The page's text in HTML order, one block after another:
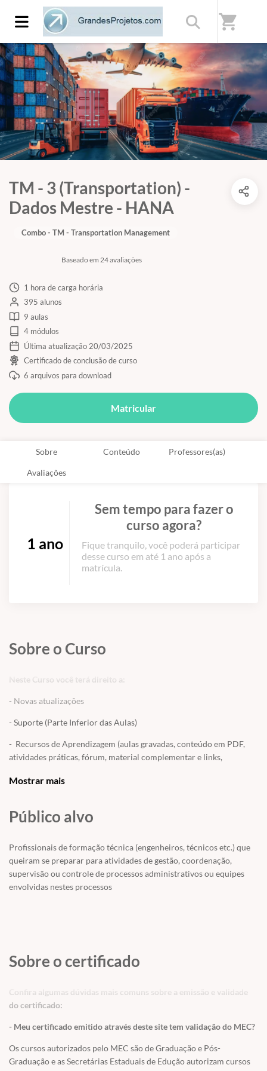
shopping_cart
TM - 3 (Transportation) -
Dados Mestre - HANA
Baseado em 24 avaliações
Combo - TM - Transportation Management
1 hora de carga horária
395 alunos
9 aulas
4 módulos
Última atualização 20/03/2025
Certificado de conclusão de curso
6 arquivos para download
Matricular
Sobre Conteúdo Professores(as)
Avaliações
1 ano
Sem tempo para fazer o
curso agora?
Fique tranquilo, você poderá participar
desse curso em até 1 ano após a
matrícula.
Sobre o Curso
Neste Curso você terá direito a:
- Novas atualizações
- Suporte (Parte Inferior das Aulas)
- Recursos de Aprendizagem (aulas gravadas, conteúdo em PDF,
atividades práticas, fórum, material complementar e links,
acesso fornecido para realizar a prática das transações ou
ACESSO ECC
Mostrar mais
Público alvo
Profissionais de formação técnica (engenheiros, técnicos etc.) que
queiram se preparar para atividades de gestão, coordenação,
supervisão ou controle de processos administrativos ou equipes
envolvidas nestes processos
Sobre o certificado
Confira algumas dúvidas mais comuns sobre a emissão e validade
do certificado:
- Meu certificado emitido através deste site tem validação do MEC?
Os cursos autorizados pelo MEC são de Graduação e Pós-
Graduação e as Secretárias Estaduais de Edução autorizam cursos